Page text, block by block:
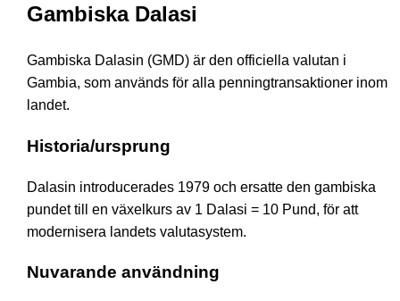
Gambiska Dalasi
Gambiska Dalasin (GMD) är den officiella valutan i
Gambia, som används för alla penningtransaktioner inom
landet.
Historia/ursprung
Dalasin introducerades 1979 och ersatte den gambiska
pundet till en växelkurs av 1 Dalasi = 10 Pund, för att
modernisera landets valutasystem.
Nuvarande användning